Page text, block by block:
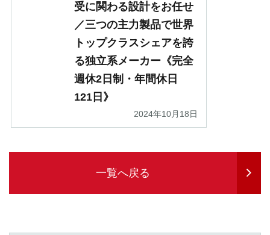
受に関わる設計をお任せ
／三つの主力製品で世界
トップクラスシェアを誇
る独立系メーカー《完全
週休2日制・年間休日
121日》
2024年10月18日
一覧へ戻る